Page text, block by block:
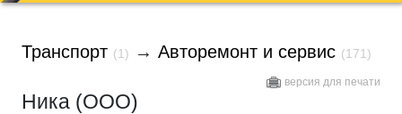
Транспорт (1) → Авторемонт и сервис (171)
версия для печати
Ника (ООО)